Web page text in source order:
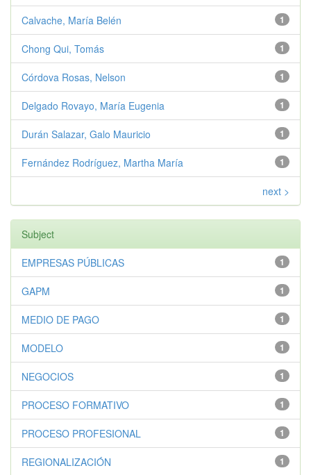
1
Calvache, María Belén
1
Chong Qui, Tomás
1
Córdova Rosas, Nelson
1
Delgado Rovayo, María Eugenia
1
Durán Salazar, Galo Mauricio
1
Fernández Rodríguez, Martha María
next >
Subject
1
EMPRESAS PÚBLICAS
1
GAPM
1
MEDIO DE PAGO
1
MODELO
1
NEGOCIOS
1
PROCESO FORMATIVO
1
PROCESO PROFESIONAL
1
REGIONALIZACIÓN